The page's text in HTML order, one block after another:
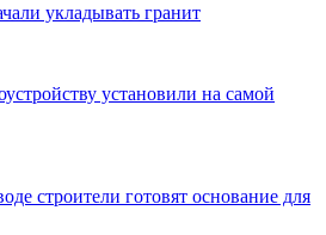
укладывать гранит
установили на самой
строители готовят основание для